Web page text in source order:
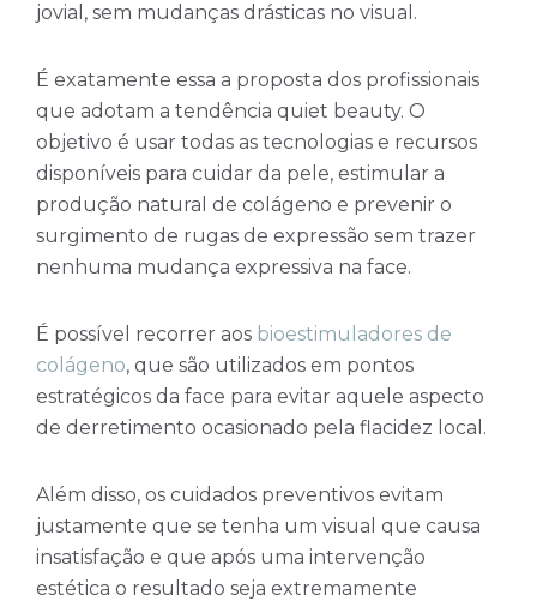
jovial, sem mudanças drásticas no visual.
É exatamente essa a proposta dos profissionais
que adotam a tendência quiet beauty. O
objetivo é usar todas as tecnologias e recursos
disponíveis para cuidar da pele, estimular a
produção natural de colágeno e prevenir o
surgimento de rugas de expressão sem trazer
nenhuma mudança expressiva na face.
É possível recorrer aos bioestimuladores de
colágeno, que são utilizados em pontos
estratégicos da face para evitar aquele aspecto
de derretimento ocasionado pela flacidez local.
Além disso, os cuidados preventivos evitam
justamente que se tenha um visual que causa
insatisfação e que após uma intervenção
estética o resultado seja extremamente